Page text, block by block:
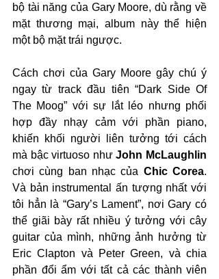
bộ tài năng của Gary Moore, dù rằng về
mặt thương mại, album này thể hiện
một bộ mặt trái ngược.
Cách chơi của Gary Moore gây chú ý
ngay từ track đầu tiên “Dark Side Of
The Moog” với sự lắt léo nhưng phối
hợp đầy nhạy cảm với phần piano,
khiến khối người liên tưởng tới cách
mà bậc virtuoso như John McLaughlin
chơi cùng ban nhạc của Chic Corea.
Và bản instrumental ấn tượng nhất với
tôi hẳn là “Gary’s Lament”, nơi Gary có
thể giãi bày rất nhiều ý tưởng với cây
guitar của mình, những ảnh hưởng từ
Eric Clapton và Peter Green, và chia
phần đổi ẩm với tất cả các thành viên